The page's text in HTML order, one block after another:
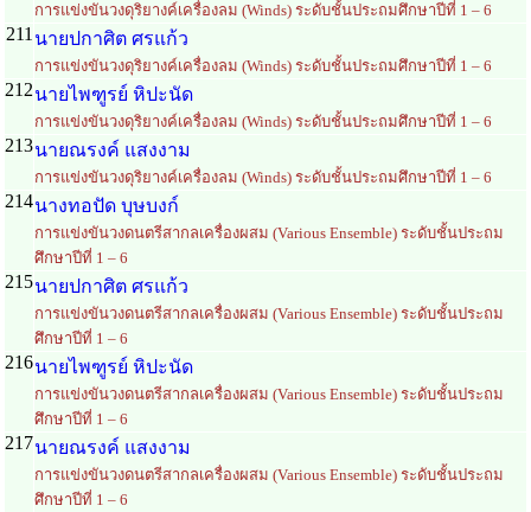
การแข่งขันวงดุริยางค์เครื่องลม (Winds) ระดับชั้นประถมศึกษาปีที่ 1 – 6
211 นายปกาศิต ศรแก้ว
การแข่งขันวงดุริยางค์เครื่องลม (Winds) ระดับชั้นประถมศึกษาปีที่ 1 – 6
212นายไพฑูรย์ หิปะนัด
การแข่งขันวงดุริยางค์เครื่องลม (Winds) ระดับชั้นประถมศึกษาปีที่ 1 – 6
213นายณรงค์ แสงงาม
การแข่งขันวงดุริยางค์เครื่องลม (Winds) ระดับชั้นประถมศึกษาปีที่ 1 – 6
214นางทอปัด บุษบงก์
การแข่งขันวงดนตรีสากลเครื่องผสม (Various Ensemble) ระดับชั้นประถม
ศึกษาปีที่ 1 – 6
215นายปกาศิต ศรแก้ว
การแข่งขันวงดนตรีสากลเครื่องผสม (Various Ensemble) ระดับชั้นประถม
ศึกษาปีที่ 1 – 6
216นายไพฑูรย์ หิปะนัด
การแข่งขันวงดนตรีสากลเครื่องผสม (Various Ensemble) ระดับชั้นประถม
ศึกษาปีที่ 1 – 6
217นายณรงค์ แสงงาม
การแข่งขันวงดนตรีสากลเครื่องผสม (Various Ensemble) ระดับชั้นประถม
ศึกษาปีที่ 1 – 6